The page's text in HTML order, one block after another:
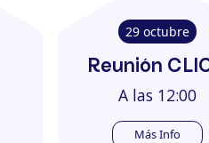
29 octubre
Reunión
A las 12:00
Más Info